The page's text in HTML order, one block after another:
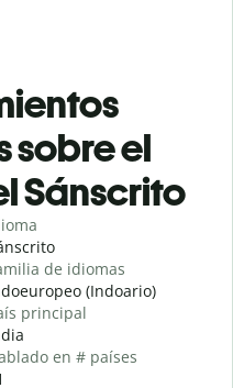
sobre el
Sánscrito
de idiomas
(Indoario)
principal
en # países